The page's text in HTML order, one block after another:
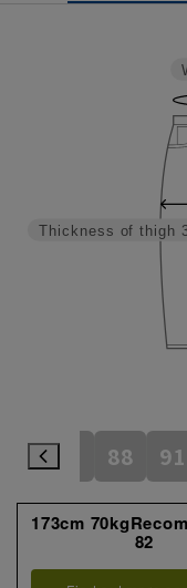
Thickness of thigh
85 88 91
173cm
82